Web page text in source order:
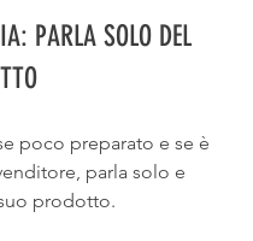
PARLA SOLO DEL
poco preparato e se è
parla solo e
prodotto.